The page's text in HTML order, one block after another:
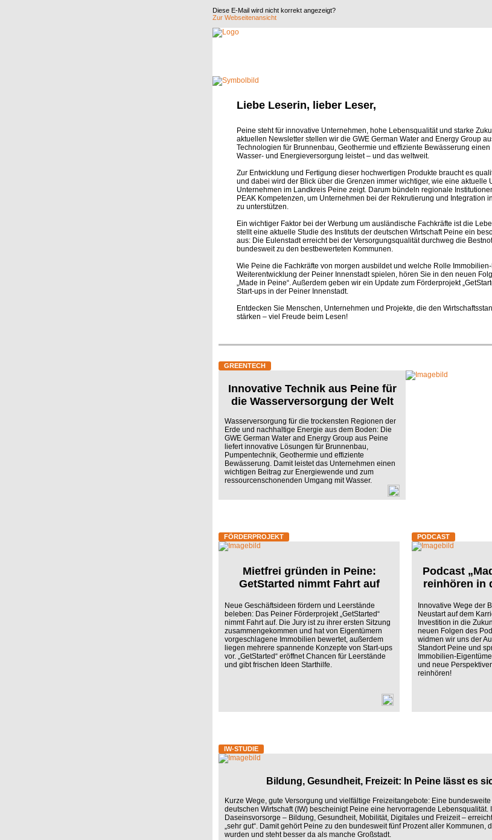
Diese E-Mail wird nicht korrekt angezeigt?
Zur Webseitenansicht
Liebe Leserin, lieber Leser,
Peine steht für innovative Unternehmen, hohe Lebensqualität und starke
aktuellen Newsletter stellen wir die GWE German Water and Energy Group
Technologien für Brunnenbau, Geothermie und effiziente Bewässerung
Wasser- und Energieversorgung leistet – und das weltweit.
Zur Entwicklung und Fertigung dieser hochwertigen Produkte braucht es
und dabei wird der Blick über die Grenzen immer wichtiger, wie eine aktuelle
Unternehmen im Landkreis Peine zeigt. Darum bündeln regionale
PEAK Kompetenzen, um Unternehmen bei der Rekrutierung und Integration
zu unterstützen.
Ein wichtiger Faktor bei der Werbung um ausländische Fachkräfte ist die
stellt eine aktuelle Studie des Instituts der deutschen Wirtschaft Peine ein
aus: Die Eulenstadt erreicht bei der Versorgungsqualität durchweg die
bundesweit zu den bestbewerteten Kommunen.
Wie Peine die Fachkräfte von morgen ausbildet und welche Rolle
Weiterentwicklung der Peiner Innenstadt spielen, hören Sie in den neuen
„Made in Peine“. Außerdem geben wir ein Update zum Förderprojekt
Start-ups in der Peiner Innenstadt.
Entdecken Sie Menschen, Unternehmen und Projekte, die den
stärken – viel Freude beim Lesen!
GREENTECH
Innovative Technik aus Peine für
die Wasserversorgung der Welt
Wasserversorgung für die trockensten Regionen der
Erde und nachhaltige Energie aus dem Boden: Die
GWE German Water and Energy Group aus Peine
liefert innovative Lösungen für Brunnenbau,
Pumpentechnik, Geothermie und effiziente
Bewässerung. Damit leistet das Unternehmen einen
wichtigen Beitrag zur Energiewende und zum
ressourcenschonenden Umgang mit Wasser.
FÖRDERPROJEKT PODCAST
Mietfrei gründen in Peine:
GetStarted nimmt Fahrt auf
Neue Geschäftsideen fördern und Leerstände
beleben: Das Peiner Förderprojekt „GetStarted“
nimmt Fahrt auf. Die Jury ist zu ihrer ersten Sitzung
zusammengekommen und hat von Eigentümern
vorgeschlagene Immobilien bewertet, außerdem
liegen mehrere spannende Konzepte von Start-ups
vor. „GetStarted“ eröffnet Chancen für Leerstände
und gibt frischen Ideen Starthilfe.
Podcast
reinhören in
Innovative Wege der
Neustart auf dem
Investition in die
neuen Folgen des
widmen wir uns der
Standort Peine und
Immobilien-
und neue
reinhören!
IW-STUDIE
Bildung, Gesundheit, Freizeit: In Peine lässt es
Kurze Wege, gute Versorgung und vielfältige Freizeitangebote: Eine
deutschen Wirtschaft (IW) bescheinigt Peine eine hervorragende Lebensqualität.
Daseinsvorsorge – Bildung, Gesundheit, Mobilität, Digitales und Freizeit –
„sehr gut“. Damit gehört Peine zu den bundesweit fünf Prozent aller Kommunen,
wurden und steht besser da als manche Großstadt.